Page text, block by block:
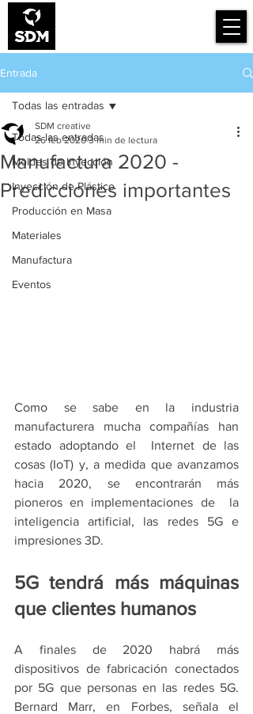
Entrada
Todas las entradas
Moldes de Inyección
Inyección de Plástico
Producción en Masa
Materiales
Manufactura
Eventos
Todas las entradas
Manufactura 2020 -
Predicciones importantes
SDM creative
26 feb 2020 3 min de lectura
Como se sabe en la industria
manufacturera mucha compañías han
estado adoptando el  Internet de las
cosas (IoT) y, a medida que avanzamos
hacia 2020, se encontrarán más
pioneros en implementaciones de  la
inteligencia artificial, las redes 5G e
impresiones 3D.
5G tendrá más máquinas
que clientes humanos
A finales de 2020 habrá más
dispositivos de fabricación conectados
por 5G que personas en las redes 5G.
Bernard Marr, en Forbes, señala el